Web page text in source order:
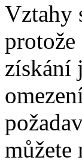
Vztahy
získání
můžete